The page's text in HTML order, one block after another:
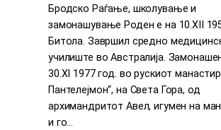
Бродско Раѓање, школување и
замонашување Роден е на 10.XII
Битола. Завршил средно
училиште во Австралија.
30.XI 1977 год. во рускиот манастир
Пантелејмон“, на Света Гора, од
архимандритот Авел, игумен на
и го…